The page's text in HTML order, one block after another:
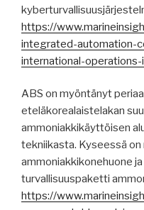
https://
integrated-automation-
international-
ABS on myöntänyt
eteläkorealaistelakan
ammoniakkikäyttöisen
tekniikasta. Kyseessä
ammoniakkikonehuone
turvallisuuspaketti
https://